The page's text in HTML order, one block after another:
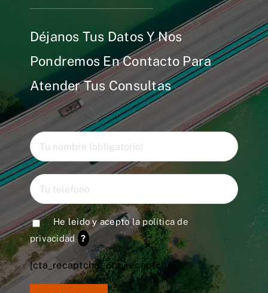
Déjanos Tus Datos Y Nos
Pondremos En Contacto Para
Atender Tus Consultas
He leido y acepto lapolítica de
privacidad ?
[cta_recaptcha* cta_recaptcha]